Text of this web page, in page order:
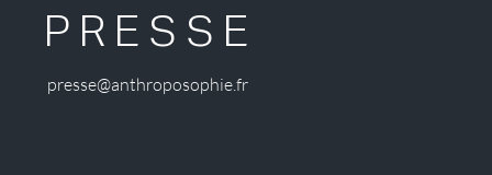
PRESSE
presse@anthroposophie.fr